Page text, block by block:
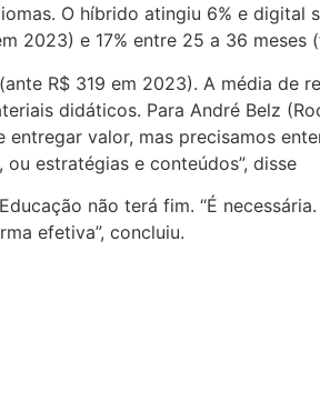
O híbrido atingiu 6% e
2023) e 17% entre 25 a 36 meses
R$ 319 em 2023). A média de
didáticos. Para André Belz
valor, mas precisamos
estratégias e conteúdos”, disse
não terá fim. “É
efetiva”, concluiu.